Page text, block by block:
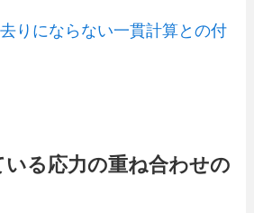
りにならない一貫計算との付
る応力の重ね合わせの